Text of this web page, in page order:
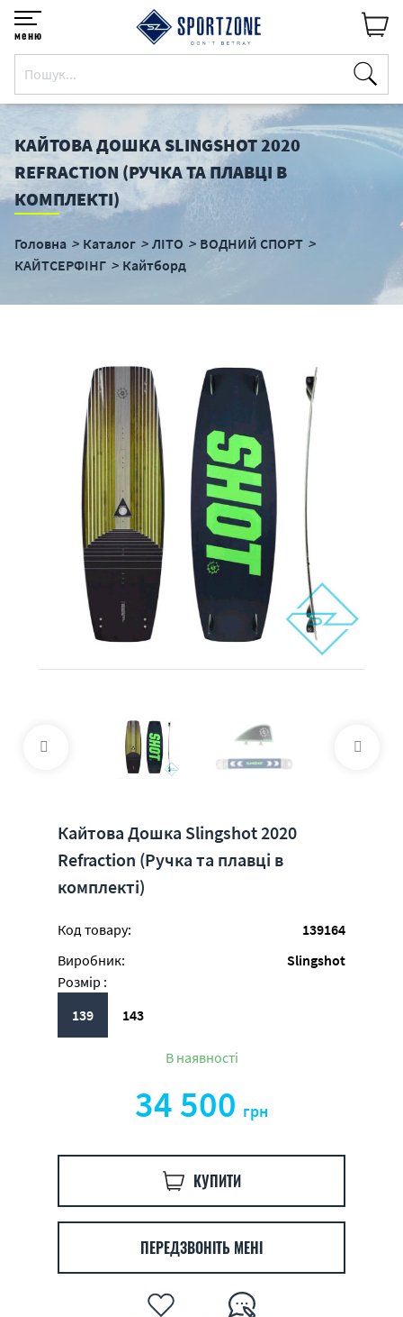
меню
КАЙТОВА ДОШКА SLINGSHOT 2020
REFRACTION (РУЧКА ТА ПЛАВЦІ В
КОМПЛЕКТІ)
Головна Каталог ЛІТО
ВОДНИЙ СПОРТ
КАЙТСЕРФІНГ
Кайтборд
Кайтова Дошка Slingshot 2020
Refraction (Ручка та плавці в
комплекті)
Код товару:
139164
Виробник:
Slingshot
Розмір :
139
143
В наявності
34 500 грн
КУПИТИ
ПЕРЕДЗВОНІТЬ МЕНІ